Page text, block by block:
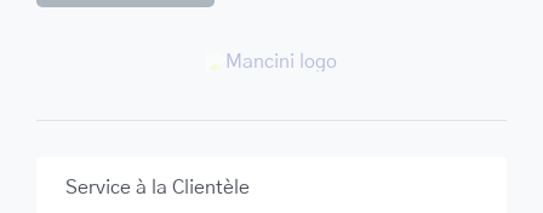
Service à la Clientèle